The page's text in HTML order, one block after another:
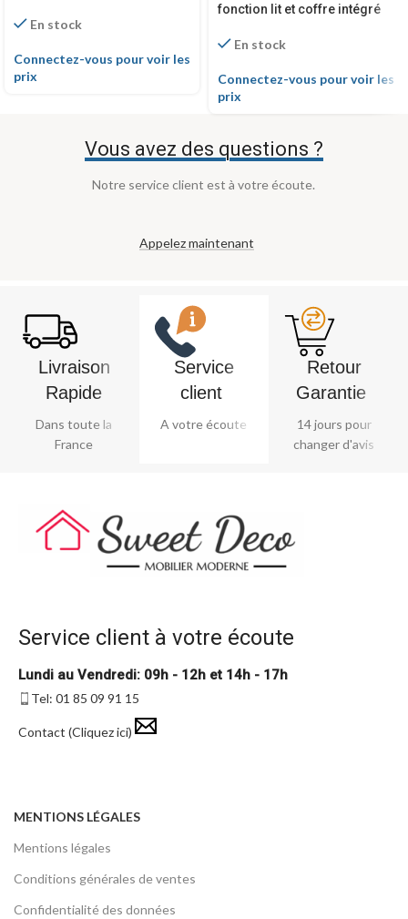
En stock
Connectez-vous pour voir les
prix
fonction lit et coffre intégré
En stock
Connectez-vous pour voir les
prix
Vous avez des questions ?
Notre service client est à votre écoute.
Appelez maintenant
Livraison
Rapide
Dans toute la
France
Service
client ​
A votre écoute
Retour
Garantie ​
14 jours pour
changer d'avis
Service client à votre écoute
Lundi au Vendredi: 09h - 12h et 14h - 17h
Tel: 01 85 09 91 15
Contact (Cliquez ici)
MENTIONS LÉGALES
Mentions légales
Conditions générales de ventes
Confidentialité des données